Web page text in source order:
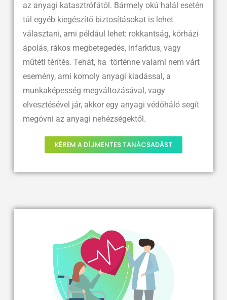
az anyagi katasztrófától. Bármely okú halál esetén
túl egyéb kiegészítő biztosításokat is lehet
választani, ami például lehet: rokkantság, kórházi
ápolás, rákos megbetegedés, infarktus, vagy
műtéti térítés. Tehát, ha történne valami nem várt
esemény, ami komoly anyagi kiadással, a
munkaképesség megváltozásával, vagy
elvesztésével jár, akkor egy anyagi védőháló segít
megóvni az anyagi nehézségektől.
KÉREM A DÍJMENTES TANÁCSADÁST